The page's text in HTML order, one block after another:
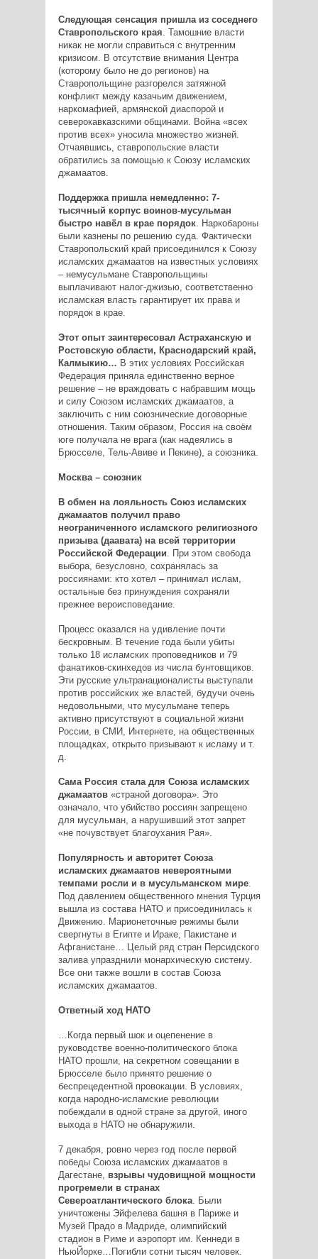
Следующая сенсация пришла из соседнего
Ставропольского края. Тамошние власти
никак не могли справиться с внутренним
кризисом. В отсутствие внимания Центра
(которому было не до регионов) на
Ставропольщине разгорелся затяжной
конфликт между казачьим движением,
наркомафией, армянской диаспорой и
северокавказскими общинами. Война «всех
против всех» уносила множество жизней.
Отчаявшись, ставропольские власти
обратились за помощью к Союзу исламских
джамаатов.
Поддержка пришла немедленно: 7­
тысячный корпус воинов­-мусульман
быстро навёл в крае порядок. Наркобароны
были казнены по решению суда. Фактически
Ставропольский край присоединился к Союзу
исламских джамаатов на известных условиях
– немусульмане Ставропольщины
выплачивают налог-­джизью, соответственно
исламская власть гарантирует их права и
порядок в крае.
Этот опыт заинтересовал Астраханскую и
Ростовскую области, Краснодарский край,
Калмыкию… В этих условиях Российская
Федерация приняла единственно верное
решение – не враждовать с набравшим мощь
и силу Союзом исламских джамаатов, а
заключить с ним союзнические договорные
отношения. Таким образом, Россия на своём
юге получала не врага (как надеялись в
Брюсселе, Тель-­Авиве и Пекине), а союзника.
Москва – союзник
В обмен на лояльность Союз исламских
джамаатов получил право
неограниченного исламского религиозного
призыва (даавата) на всей территории
Российской Федерации. При этом свобода
выбора, безусловно, сохранялась за
россиянами: кто хотел – принимал ислам,
остальные без принуждения сохраняли
прежнее вероисповедание.
Процесс оказался на удивление почти
бескровным. В течение года были убиты
только 18 исламских проповедников и 79
фанатиков-­скинхедов из числа бунтовщиков.
Эти русские ультранационалисты выступали
против российских же властей, будучи очень
недовольными, что мусульмане теперь
активно присутствуют в социальной жизни
России, в СМИ, Интернете, на общественных
площадках, открыто призывают к исламу и т.
д.
Сама Россия стала для Союза исламских
джамаатов «страной договора». Это
означало, что убийство россиян запрещено
для мусульман, а нарушивший этот запрет
«не почувствует благоухания Рая».
Популярность и авторитет Союза
исламских джамаатов невероятными
темпами росли и в мусульманском мире.
Под давлением общественного мнения Турция
вышла из состава НАТО и присоединилась к
Движению. Марионеточные режимы были
свергнуты в Египте и Ираке, Пакистане и
Афганистане… Целый ряд стран Персидского
залива упразднили монархическую систему.
Все они также вошли в состав Союза
исламских джамаатов.
Ответный ход НАТО
…Когда первый шок и оцепенение в
руководстве военно­-политического блока
НАТО прошли, на секретном совещании в
Брюсселе было принято решение о
беспрецедентной провокации. В условиях,
когда народно­-исламские революции
побеждали в одной стране за другой, иного
выхода в НАТО не обнаружили.
7 декабря, ровно через год после первой
победы Союза исламских джамаатов в
Дагестане, взрывы чудовищной мощности
прогремели в странах
Североатлантического блока. Были
уничтожены Эйфелева башня в Париже и
Музей Прадо в Мадриде, олимпийский
стадион в Риме и аэропорт им. Кеннеди в
Нью­Йорке…Погибли сотни тысяч человек.